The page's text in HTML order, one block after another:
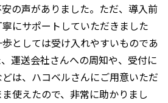
の声がありました。ただ、導入前
にサポートしていただきました
としては受け入れやすいものであ
運送会社さんへの周知や、受付に
は、ハコベルさんにご用意いただ
使えたので、非常に助かりまし